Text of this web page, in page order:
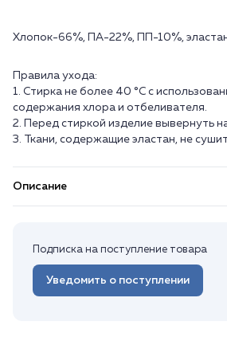
Хлопок-66%, ПА-22%, ПП-10%,
Правила ухода:
1. Стирка не более 40 °C с
содержания хлора и отбеливателя.
2. Перед стиркой изделие вывернуть
3. Ткани, содержащие эластан, не
Описание
Подписка на поступление товара
Уведомить о поступлении